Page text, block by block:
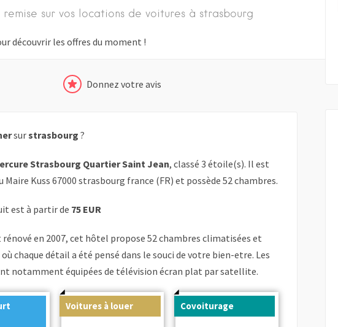
remise sur vos locations de voitures à strasbourg
découvrir les offres du moment !
Donnez votre avis
surstrasbourg ?
Strasbourg Quartier Saint Jean, classé 3 étoile(s). Il est
Maire Kuss 67000 strasbourg france (FR) et possède 52 chambres.
est à partir de 75 EUR
en 2007, cet hôtel propose 52 chambres climatisées et
chaque détail a été pensé dans le souci de votre bien-etre. Les
notamment équipées de télévision écran plat par satellite.
Voitures à louer Covoiturage